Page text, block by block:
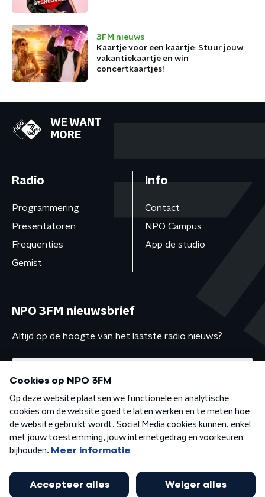
3FM nieuws
Kaartje voor een kaartje: Stuur jouw
vakantiekaartje en win
concertkaartjes!
WE WANT
MORE
Radio
Programmering
Presentatoren
Frequenties
Gemist
Info
Contact
NPO Campus
App de studio
NPO 3FM nieuwsbrief
Altijd op de hoogte van het laatste radio nieuws?
Algemene voorwaarden Privacybeleid